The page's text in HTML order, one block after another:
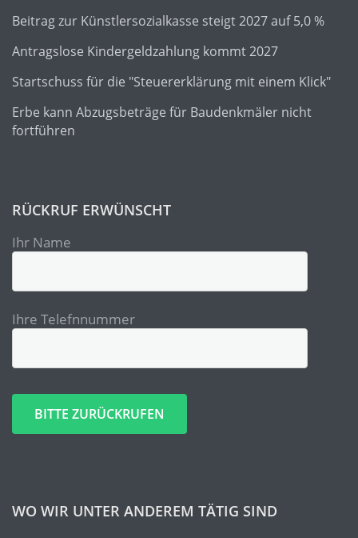
Beitrag zur Künstlersozialkasse steigt 2027 auf 5,0 %
Antragslose Kindergeldzahlung kommt 2027
Startschuss für die "Steuererklärung mit einem Klick"
Erbe kann Abzugsbeträge für Baudenkmäler nicht
fortführen
RÜCKRUF ERWÜNSCHT
Ihr Name
Ihre Telefnnummer
Bitte lasse dieses Feld leer.
Bitte lasse dieses Feld leer.
WO WIR UNTER ANDEREM TÄTIG SIND